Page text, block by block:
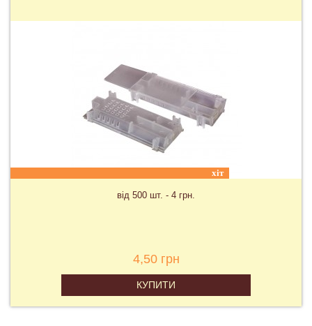
хіт
від 500 шт. - 4 грн.
4,50 грн
КУПИТИ